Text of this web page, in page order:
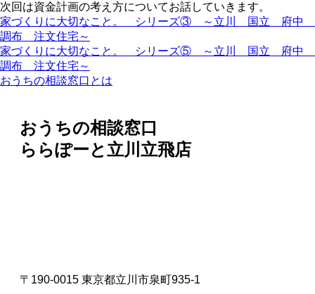
次回は資金計画の考え方についてお話していきます。
家づくりに大切なこと。 シリーズ③ ～立川 国立 府中
調布 注文住宅～
家づくりに大切なこと。 シリーズ⑤ ～立川 国立 府中
調布 注文住宅～
おうちの相談窓口とは
おうちの相談窓口
ららぽーと立川立飛店
〒190-0015 東京都立川市泉町935-1